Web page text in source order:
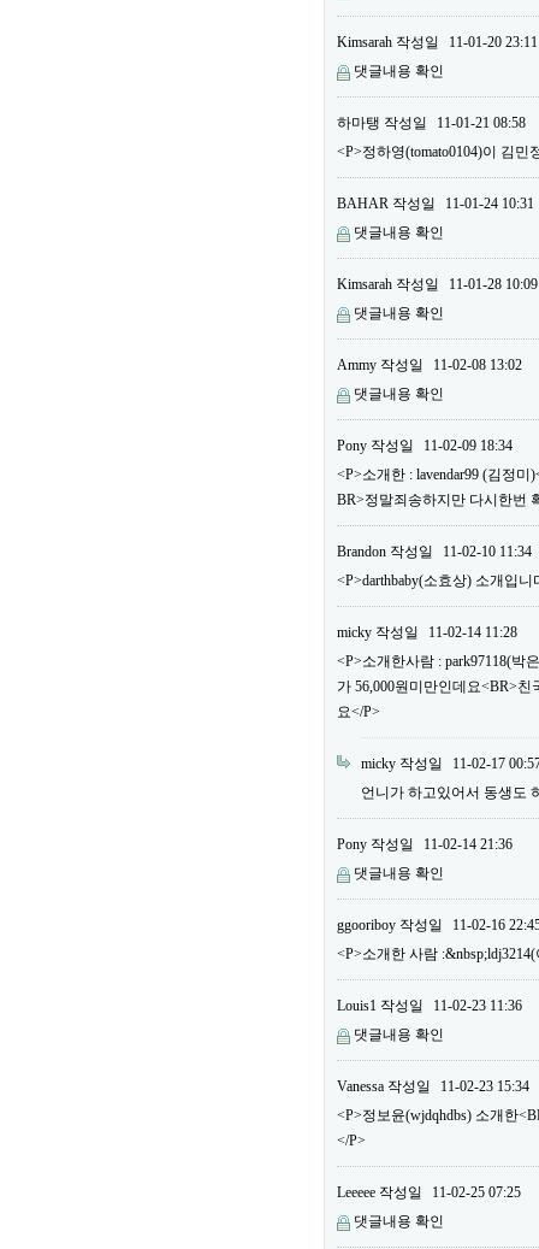
Kimsarah 작성일
11-01-20 23:11
댓글내용 확인
하마탱 작성일
11-01-21 08:58
<P>정하영(tomato0104)이 김
BAHAR 작성일
11-01-24 10:31
댓글내용 확인
Kimsarah 작성일
11-01-28 10:09
댓글내용 확인
Ammy 작성일
11-02-08 13:02
댓글내용 확인
Pony 작성일
11-02-09 18:34
<P>소개한 : lavendar99 (김정
BR>정말죄송하지만 다시한번
Brandon 작성일
11-02-10 11:34
<P>darthbaby(소효상) 소개입니
micky 작성일
11-02-14 11:28
<P>소개한사람 : park97118(박
가 56,000원미만인데요<BR>
요</P>
micky 작성일
11-02-17
언니가 하고있어서 동생도
Pony 작성일
11-02-14 21:36
댓글내용 확인
ggooriboy 작성일
11-02-16
<P>소개한 사람
Louis1 작성일
11-02-23 11:36
댓글내용 확인
Vanessa 작성일
11-02-23 15:34
<P>정보윤(wjdqhdbs) 소개한
</P>
Leeeee 작성일
11-02-25 07:25
댓글내용 확인